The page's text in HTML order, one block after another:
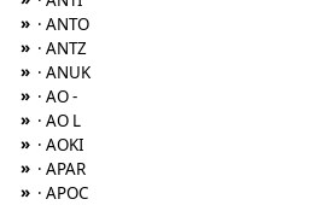
» · ANTO
» · ANTZ
» · ANUK
» · AO -
» · AO L
» · AOKI
» · APAR
» · APOC